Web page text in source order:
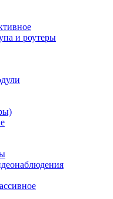
и роутеры